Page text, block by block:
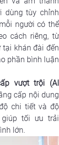
dùng tùy chỉnh
người có thể
cách riêng, từ
khán đài đến
phần bình luận
vượt trội (AI
cấp nội dung
chi tiết và độ
tối ưu trải
lớn.